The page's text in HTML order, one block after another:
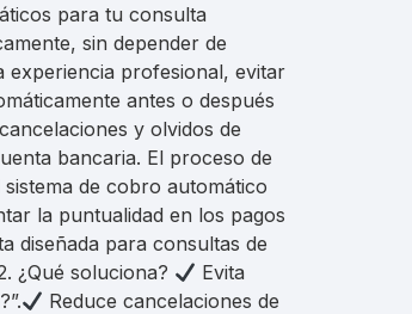
para tu consulta
sin depender de
experiencia profesional, evitar
antes o después
y olvidos de
bancaria. El proceso de
de cobro automático
la puntualidad en los pagos
diseñada para consultas de
¿Qué soluciona?
Evita
Reduce cancelaciones de